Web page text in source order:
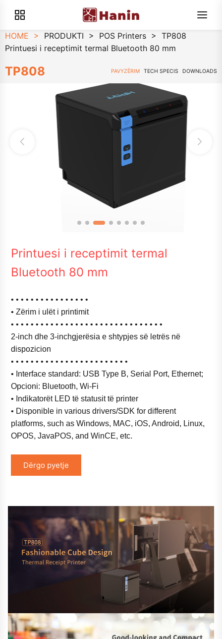
HOME > PRODUKTI > POS Printers > TP808
Printuesi i receptimit termal Bluetooth 80 mm
TP808 PAVYZËRIM TECH SPECIS DOWNLOADS
Printuesi i receptimit termal
Bluetooth 80 mm
• • • • • • • • • • • • • • • •
• Zërim i ulët i printimit
• • • • • • • • • • • • • • • • • • • • • • • • • • • • • • •
2-inch dhe 3-inchgjerësia e shtypjes së letrës në
dispozicion
• • • • • • • • • • • • • • • • • • • • • • • •
• Interface standard: USB Type B, Serial Port, Ethernet;
Opcioni: Bluetooth, Wi-Fi
• Indikatorët LED të statusit të printer
• Disponible in various drivers/SDK for different
platforms, such as Windows, MAC, iOS, Android, Linux,
OPOS, JavaPOS, and WinCE, etc.
Dërgo pyetje